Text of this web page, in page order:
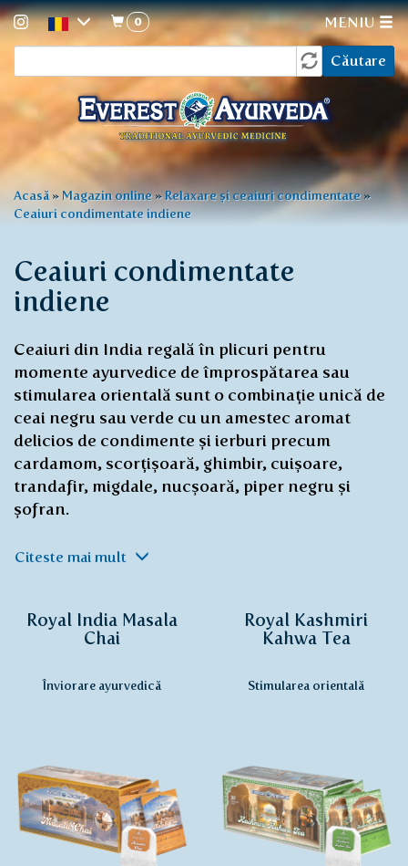
conţinutul
principal
de
căutare
Căutare
0 MENIU
Eşti
aici
Acasă » Magazin online »Relaxare și ceaiuri condimentate »
Ceaiuri condimentate indiene
Ceaiuri condimentate
indiene
Ceaiuri din India regală în plicuri pentru
momente ayurvedice de împrospătarea sau
stimularea orientală sunt o combinație unică de
ceai negru sau verde cu un amestec aromat
delicios de condimente și ierburi precum
cardamom, scorțișoară, ghimbir, cuișoare,
trandafir, migdale, nucșoară, piper negru și
șofran.
Citeste mai mult
Royal India Masala
Chai
Înviorare ayurvedică
Royal Kashmiri
Kahwa Tea
Stimularea orientală